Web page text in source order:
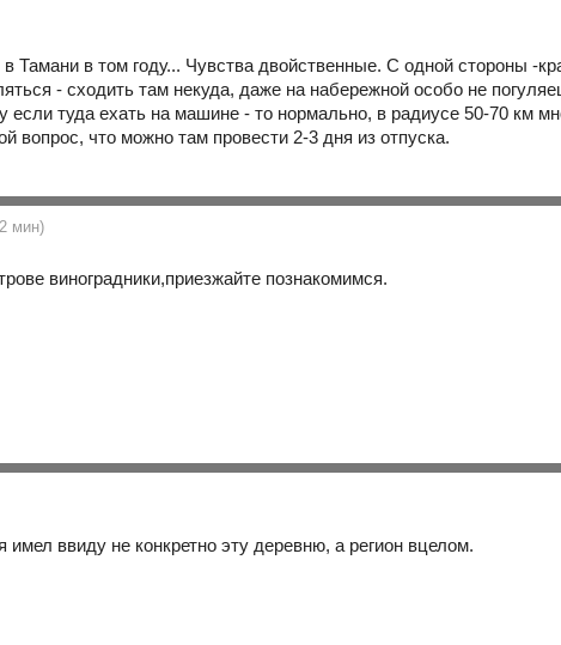
Тамани в том году... Чувства двойственные. С одной стороны -
- сходить там некуда, даже на набережной особо не
туда ехать на машине - то нормально, в радиусе 50-70 км
вопрос, что можно там провести 2-3 дня из отпуска.
мин)
виноградники,приезжайте познакомимся.
имел ввиду не конкретно эту деревню, а регион вцелом.